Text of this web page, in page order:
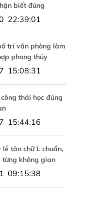
biết đúng
22:39:01
trí văn phòng làm
phong thủy
15:08:31
thái học đúng
15:44:16
lễ tân chữ L chuẩn,
từng không gian
09:15:38